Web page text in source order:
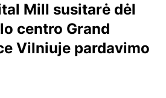
Mill susitarė dėl
centro Grand
Vilniuje pardavimo